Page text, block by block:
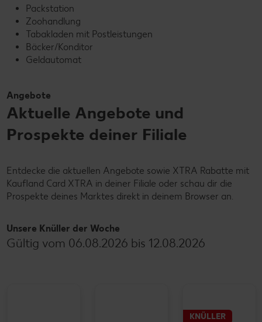
Packstation
Zoohandlung
Tabakladen mit Postleistungen
Bäcker/Konditor
Geldautomat
Angebote
Aktuelle Angebote und
Prospekte deiner Filiale
Entdecke die aktuellen Angebote sowie XTRA Rabatte mit
Kaufland Card XTRA in deiner Filiale oder schau dir die
Prospekte deines Marktes direkt in deinem Browser an.
Unsere Knüller der Woche
Gültig vom 06.08.2026 bis 12.08.2026
KNÜLLER